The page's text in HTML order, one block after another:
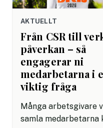
AKTUELLT
Från CSR till
påverkan – så
engagerar ni
medarbetarna i
viktig fråga
Många arbetsgivare
samla medarbetarna